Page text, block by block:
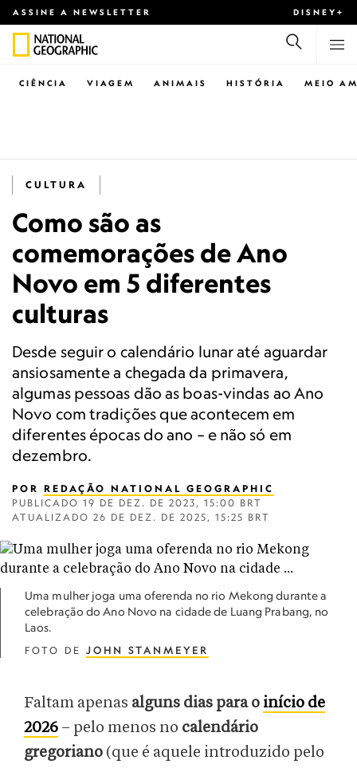
ASSINE A NEWSLETTER DISNEY+
CIÊNCIA VIAGEM ANIMAIS HISTÓRIA MEIO
CULTURA
Como são as
comemorações de Ano
Novo em 5 diferentes
culturas
Desde seguir o calendário lunar até aguardar
ansiosamente a chegada da primavera,
algumas pessoas dão as boas-vindas ao Ano
Novo com tradições que acontecem em
diferentes épocas do ano – e não só em
dezembro.
POR REDAÇÃO NATIONAL GEOGRAPHIC
PUBLICADO 19 DE DEZ. DE 2023, 15:00 BRT
ATUALIZADO 26 DE DEZ. DE 2025, 15:25 BRT
Uma mulher joga uma oferenda no rio Mekong durante a
celebração do Ano Novo na cidade de Luang Prabang, no
Laos.
FOTO DE JOHN STANMEYER
Faltam apenas alguns dias para o início de
2026 – pelo menos no calendário
gregoriano (que é aquele introduzido pelo